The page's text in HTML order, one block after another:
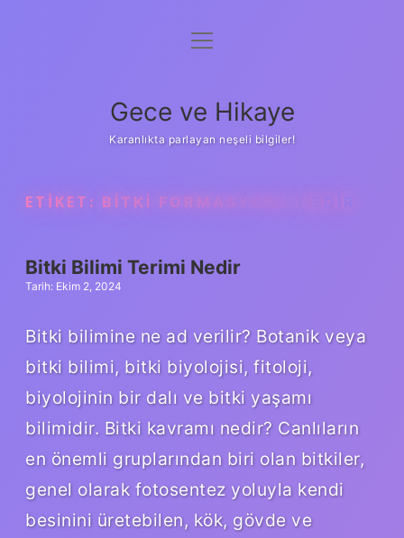
Anasayfa
Yasal Uyarı
menüyü
Gece ve Hikaye
Karanlıkta parlayan neşeli bilgiler!
ETIKET: BITKI FORMASYONU NEDIR
Bitki Bilimi Terimi Nedir
Tarih: Ekim 2, 2024
Bitki bilimine ne ad verilir? Botanik veya
bitki bilimi, bitki biyolojisi, fitoloji,
biyolojinin bir dalı ve bitki yaşamı
bilimidir. Bitki kavramı nedir? Canlıların
en önemli gruplarından biri olan bitkiler,
genel olarak fotosentez yoluyla kendi
besinini üretebilen, kök, gövde ve